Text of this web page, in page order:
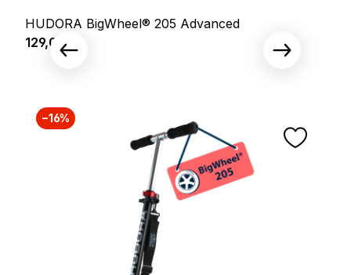
HUDORA BigWheel® 205 Advanced
Prix régulier :
129,00 €
−16%